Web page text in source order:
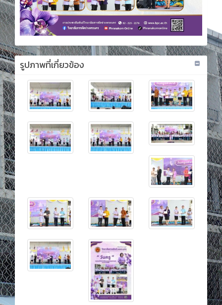
รูปภาพที่เกี่ยวข้อง